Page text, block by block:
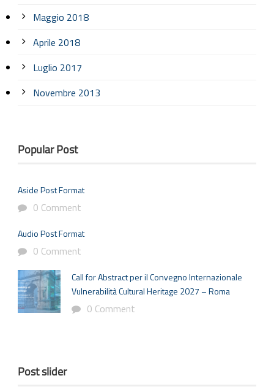
Maggio 2018
Aprile 2018
Luglio 2017
Novembre 2013
Popular Post
Aside Post Format
0 Comment
Audio Post Format
0 Comment
Call for Abstract per il Convegno Internazionale
Vulnerabilità Cultural Heritage 2027 – Roma
0 Comment
Post slider